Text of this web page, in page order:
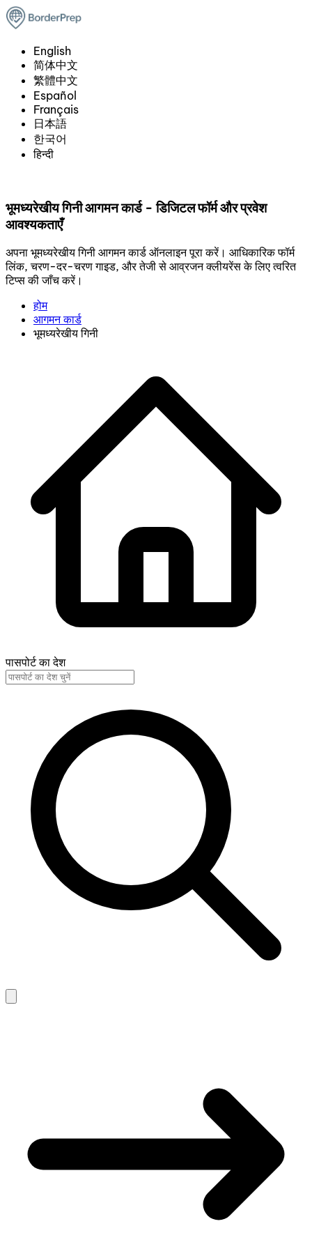
English
简体中文
繁體中文
Español
Français
日本語
한국어
हिन्दी
भूमध्यरेखीय गिनी आगमन कार्ड - डिजिटल फॉर्म और प्रवेश
आवश्यकताएँ
अपना भूमध्यरेखीय गिनी आगमन कार्ड ऑनलाइन पूरा करें। आधिकारिक फॉर्म
लिंक, चरण-दर-चरण गाइड, और तेजी से आव्रजन क्लीयरेंस के लिए त्वरित
टिप्स की जाँच करें।
होम
आगमन कार्ड
भूमध्यरेखीय गिनी
पासपोर्ट का देश